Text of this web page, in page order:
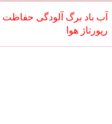
آب باد برگ آلودگی حفاظت
رپورتاژ هوا